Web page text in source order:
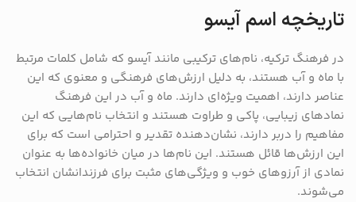
تاریخچه اسم آیسو
در فرهنگ ترکیه، نام‌های ترکیبی مانند آیسو که شامل کلمات مرتبط
با ماه و آب هستند، به دلیل ارزش‌های فرهنگی و معنوی که این
عناصر دارند، اهمیت ویژه‌ای دارند. ماه و آب در این فرهنگ
نمادهای زیبایی، پاکی و طراوت هستند و انتخاب نام‌هایی که این
مفاهیم را دربر دارند، نشان‌دهنده تقدیر و احترامی است که برای
این ارزش‌ها قائل هستند. این نام‌ها در میان خانواده‌ها به عنوان
نمادی از آرزوهای خوب و ویژگی‌های مثبت برای فرزندانشان انتخاب
می‌شوند.